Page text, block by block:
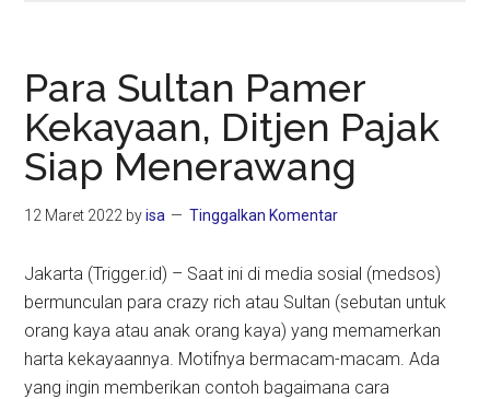
Al-
Musawa
Kepada
Mujahid
Digital
Agar
Follower
di
Sosmed
Para Sultan Pamer
Kekayaan, Ditjen Pajak
Siap Menerawang
12 Maret 2022 byisa Tinggalkan Komentar
Jakarta (Trigger.id) – Saat ini di media sosial (medsos)
bermunculan para crazy rich atau Sultan (sebutan untuk
orang kaya atau anak orang kaya) yang memamerkan
harta kekayaannya. Motifnya bermacam-macam. Ada
yang ingin memberikan contoh bagaimana cara